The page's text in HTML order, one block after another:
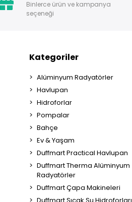
Binlerce ürün ve kampanya
seçeneği
Kategoriler
Alüminyum Radyatörler
Havlupan
Hidroforlar
Pompalar
Bahçe
Ev & Yaşam
Duffmart Practical Havlupan
Duffmart Therma Alüminyum
Radyatörler
Duffmart Çapa Makineleri